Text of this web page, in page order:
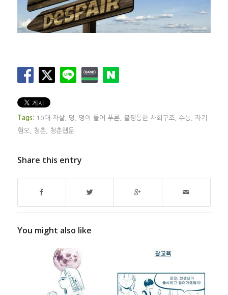
Tags: 10대 자살, 멍 멍이 들어 푸른, 불평등한 사회구조, 수능, 자기
혐오, 청춘, 청춘웹툰
Share this entry
You might also like